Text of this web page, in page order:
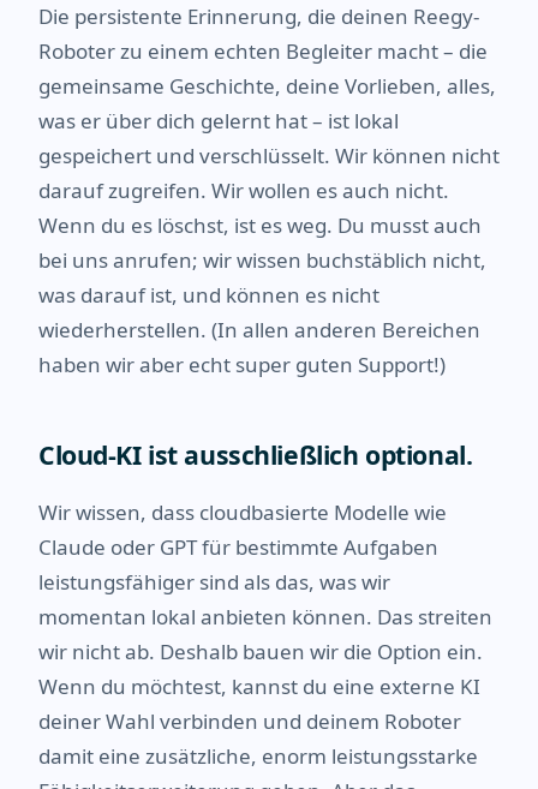
Die persistente Erinnerung, die deinen Reegy-
Roboter zu einem echten Begleiter macht – die
gemeinsame Geschichte, deine Vorlieben, alles,
was er über dich gelernt hat – ist lokal
gespeichert und verschlüsselt. Wir können nicht
darauf zugreifen. Wir wollen es auch nicht.
Wenn du es löschst, ist es weg. Du musst auch
bei uns anrufen; wir wissen buchstäblich nicht,
was darauf ist, und können es nicht
wiederherstellen. (In allen anderen Bereichen
haben wir aber echt super guten Support!)
Cloud-KI ist ausschließlich optional.
Wir wissen, dass cloudbasierte Modelle wie
Claude oder GPT für bestimmte Aufgaben
leistungsfähiger sind als das, was wir
momentan lokal anbieten können. Das streiten
wir nicht ab. Deshalb bauen wir die Option ein.
Wenn du möchtest, kannst du eine externe KI
deiner Wahl verbinden und deinem Roboter
damit eine zusätzliche, enorm leistungsstarke